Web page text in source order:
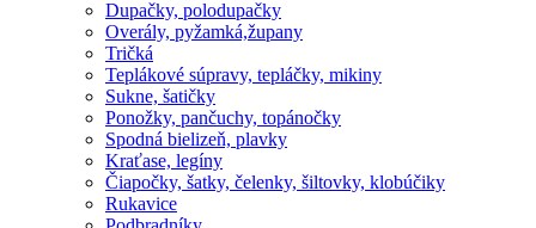
Dupačky, polodupačky
Overály, pyžamká,župany
Tričká
Teplákové súpravy, tepláčky, mikiny
Sukne, šatičky
Ponožky, pančuchy, topánočky
Spodná bielizeň, plavky
Kraťase, legíny
Čiapočky, šatky, čelenky, šiltovky, klobúčiky
Rukavice